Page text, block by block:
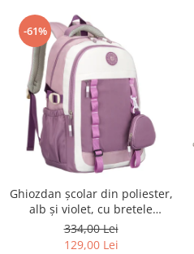
-61%
Ghiozdan școlar din poliester,
alb și violet, cu bretele
reglabile - Peterson PTR-PTN
8603-1303 PURPLE
334,00 Lei
129,00 Lei